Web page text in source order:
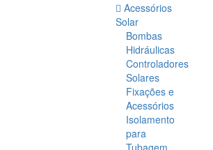
Acessórios
Solar
Bombas
Hidráulicas
Controladores
Solares
Fixações e
Acessórios
Isolamento
para
Tubagem